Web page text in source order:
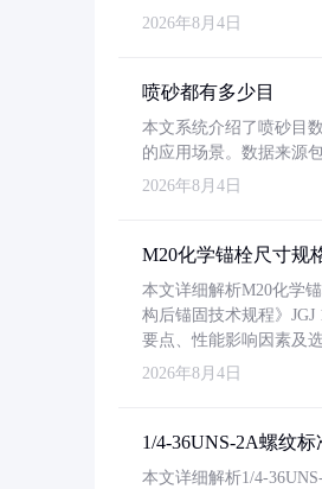
2026年8月4日
喷砂都有多少目
本文系统介绍了喷砂目
的应用场景。数据来源
2026年8月4日
M20化学锚栓尺寸规
本文详细解析M20化学
构后锚固技术规程》
要点、性能影响因素及
2026年8月4日
1/4-36UNS-2A螺纹
本文详细解析1/4-